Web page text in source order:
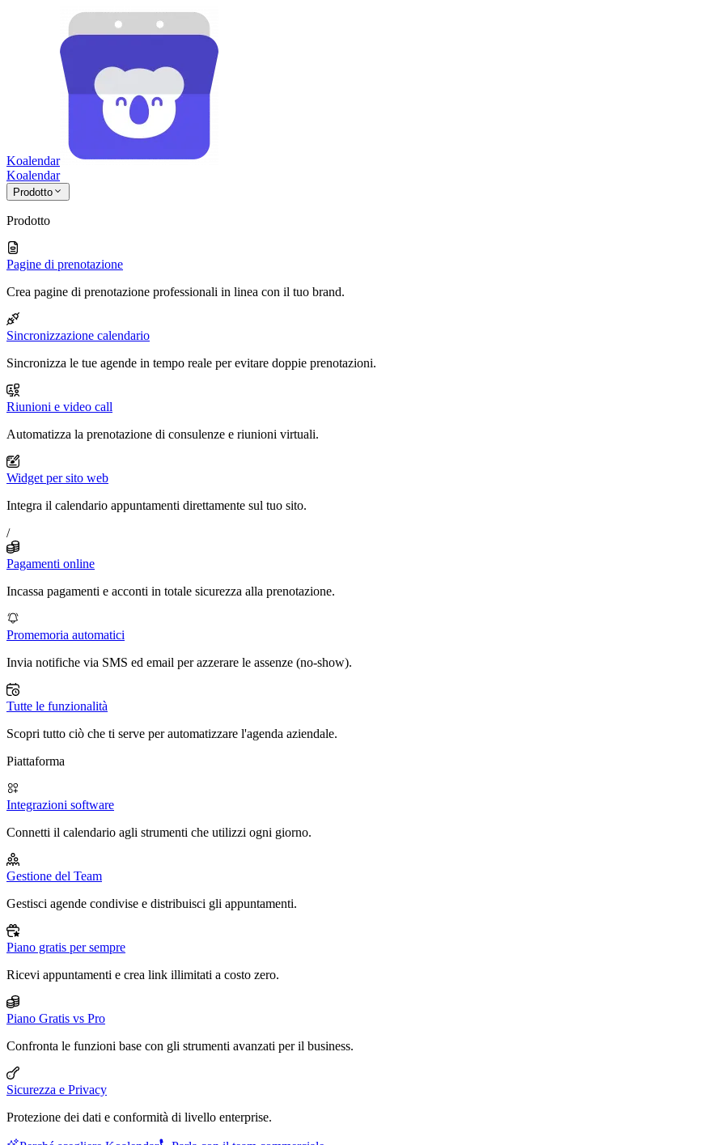
Koalendar
Koalendar
Prodotto
Prodotto
Pagine di prenotazione
Crea pagine di prenotazione professionali in linea con il tuo brand.
Sincronizzazione calendario
Sincronizza le tue agende in tempo reale per evitare doppie prenotazioni.
Riunioni e video call
Automatizza la prenotazione di consulenze e riunioni virtuali.
Widget per sito web
Integra il calendario appuntamenti direttamente sul tuo sito.
/
Pagamenti online
Incassa pagamenti e acconti in totale sicurezza alla prenotazione.
Promemoria automatici
Invia notifiche via SMS ed email per azzerare le assenze (no-show).
Tutte le funzionalità
Scopri tutto ciò che ti serve per automatizzare l'agenda aziendale.
Piattaforma
Integrazioni software
Connetti il calendario agli strumenti che utilizzi ogni giorno.
Gestione del Team
Gestisci agende condivise e distribuisci gli appuntamenti.
Piano gratis per sempre
Ricevi appuntamenti e crea link illimitati a costo zero.
Piano Gratis vs Pro
Confronta le funzioni base con gli strumenti avanzati per il business.
Sicurezza e Privacy
Protezione dei dati e conformità di livello enterprise.